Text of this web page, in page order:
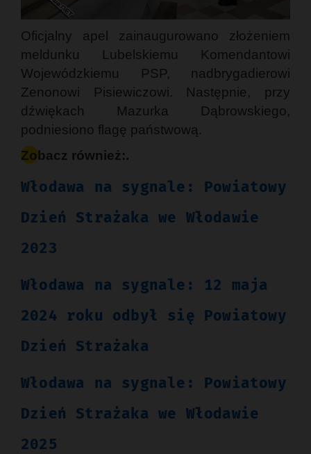
Oficjalny apel zainaugurowano złożeniem
meldunku Lubelskiemu Komendantowi
Wojewódzkiemu PSP, nadbrygadierowi
Zenonowi Pisiewiczowi. Następnie, przy
dźwiękach Mazurka Dąbrowskiego,
podniesiono flagę państwową.
Zobacz również:.
Włodawa na sygnale: Powiatowy
Dzień Strażaka we Włodawie
2023
Włodawa na sygnale: 12 maja
2024 roku odbył się Powiatowy
Dzień Strażaka
Włodawa na sygnale: Powiatowy
Dzień Strażaka we Włodawie
2025